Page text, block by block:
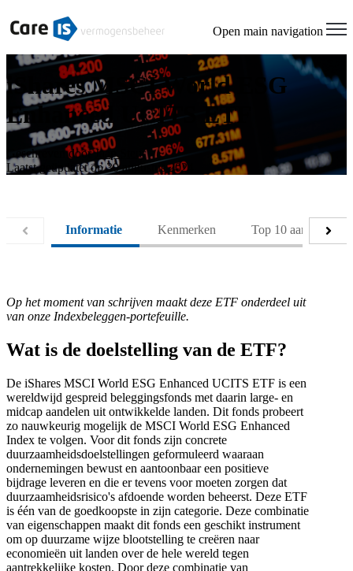
Open main navigation
iShares MSCI World ESG
Enhanced UCITS ETF
Geschreven doorJaap Steur
Laatst geüpdatet op 30 augustus 2024
Informatie Kenmerken Top 10 aandelen
Op het moment van schrijven maakt deze ETF onderdeel uit
van onze Indexbeleggen-portefeuille.
Wat is de doelstelling van de ETF?
De iShares MSCI World ESG Enhanced UCITS ETF is een
wereldwijd gespreid beleggingsfonds met daarin large- en
midcap aandelen uit ontwikkelde landen. Dit fonds probeert
zo nauwkeurig mogelijk de MSCI World ESG Enhanced
Index te volgen. Voor dit fonds zijn concrete
duurzaamheidsdoelstellingen geformuleerd waaraan
ondernemingen bewust en aantoonbaar een positieve
bijdrage leveren en die er tevens voor moeten zorgen dat
duurzaamheidsrisico's afdoende worden beheerst. Deze ETF
is één van de goedkoopste in zijn categorie. Deze combinatie
van eigenschappen maakt dit fonds een geschikt instrument
om op duurzame wijze blootstelling te creëren naar
economieën uit landen over de hele wereld tegen
aantrekkelijke kosten. Door deze combinatie van